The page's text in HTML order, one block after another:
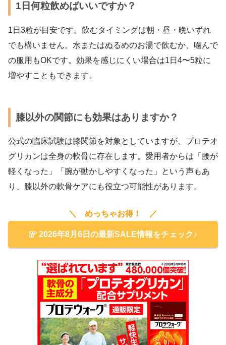
1日何粒飲めばいいですか？
1日3粒が目安です。飲むタイミングは朝・昼・晩いずれ
でも構いません。水またはぬるめのお湯で飲むか、噛んで
の服用もOKです。効果を感じにくい場合は1日4〜5粒に
増やすこともできます。
膝以外の関節にも効果はありますか？
公式の臨床試験は膝関節を対象としていますが、プロテオ
グリカンは全身の軟骨に存在します。愛用者からは「腰が
軽くなった」「腕が動かしやすくなった」という声もあ
り、膝以外の軟骨ケアにも役立つ可能性があります。
＼ めっちゃお得！ ／
2026年8月6日の最新SALE情報をチェック♪